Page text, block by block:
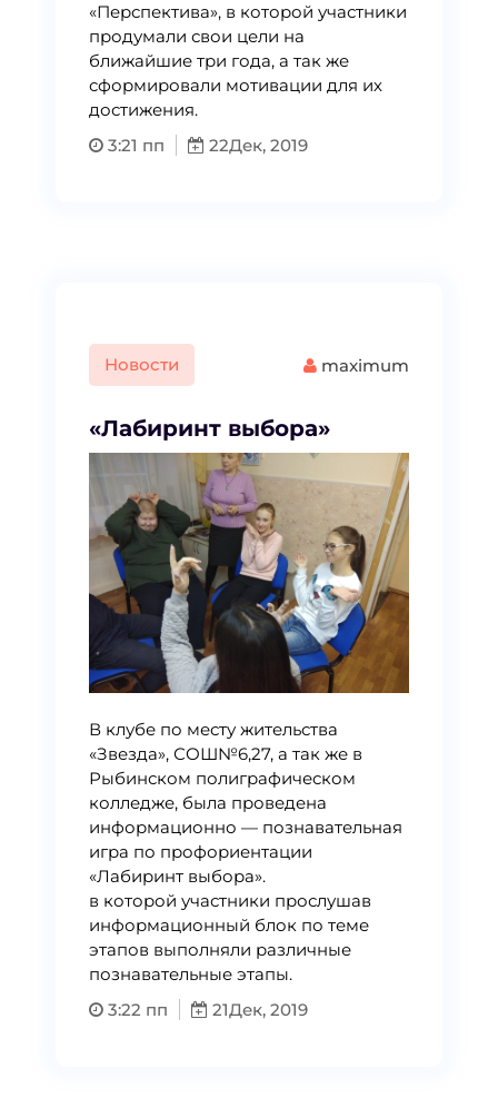
«Перспектива», в которой участники
продумали свои цели на
ближайшие три года, а так же
сформировали мотивации для их
достижения.
3:21 пп
22Дек, 2019
Новости maximum
«Лабиринт выбора»
В клубе по месту жительства
«Звезда», СОШ№6,27, а так же в
Рыбинском полиграфическом
колледже, была проведена
информационно — познавательная
игра по профориентации
«Лабиринт выбора».
в которой участники прослушав
информационный блок по теме
этапов выполняли различные
познавательные этапы.
3:22 пп
21Дек, 2019